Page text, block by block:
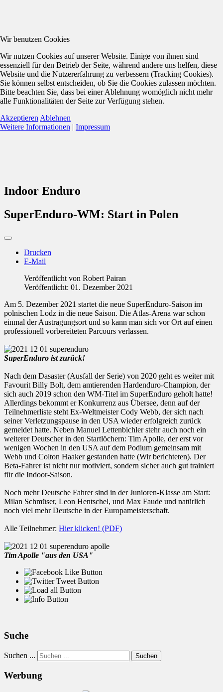
Indoor Enduro
SuperEnduro-WM: Start in Polen
Drucken
E-Mail
Veröffentlicht von Robert Pairan
Veröffentlicht: 01. Dezember 2021
Am 5. Dezember 2021 startet die neue SuperEnduro-Saison im
polnischen Lodz in die neue Saison. Die Atlas-Arena war schon
einmal der Austragungsort und so kann man sich vor Ort auf einen
professionell vorbereiteten Parcours verlassen.
SuperEnduro ist zurück!
Nach dem Dasaster (Ausfall der Serie) von 2020 geht es weiter mit
Favourit Billy Bolt, dem amtierenden Hardenduro-Champion, der
sich auch 2019 schon den WM-Titel im SuperEnduro geholt hatte!
Allerdings bekommt er Konkurrenz aus Übersee, denn auf der
Teilnehmerliste steht Ex-Weltmeister Cody Webb, der sich nach
seiner Verletzungspause in den USA wieder erfolgreich zurück
gemeldet hatte. Neben Manuel Lettenbichler stehr auch noch ein
weiterer Deutscher in den Startlöchern: Tim Apolle, der erst vor
wenigen Wochen in den USA auf dem Podium gemeinsam mit
Webb und Colton Haaker gestanden hatte (Wir berichteten). Der
Beta-Fahrer ist nicht nur motiviert, sondern sicher auch gut trainiert
für die Indoor-Saison.
Noch mehr Deutsche Fahrer sind in der Junioren-Klasse am Start:
Milan Schmüser, Leon Hentschel, und Max Faude und natürlich
noch viel mehr Deutsche in der Europameisterschaft.
Alle Teilnehmer: Hier klicken! (PDF)
Tim Apolle "aus den USA"
Suche
Suchen ... Suchen
Werbung
Wir benutzen Cookies
Wir nutzen Cookies auf unserer Website. Einige von ihnen sind
essenziell für den Betrieb der Seite, während andere uns helfen, diese
Website und die Nutzererfahrung zu verbessern (Tracking Cookies).
Sie können selbst entscheiden, ob Sie die Cookies zulassen möchten.
Bitte beachten Sie, dass bei einer Ablehnung womöglich nicht mehr
alle Funktionalitäten der Seite zur Verfügung stehen.
Akzeptieren Ablehnen
Weitere Informationen | Impressum